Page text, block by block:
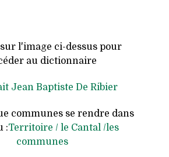
l'image ci-dessus pour
au dictionnaire
Jean Baptiste De Ribier
communes se rendre dans
:Territoire / le Cantal /les
communes